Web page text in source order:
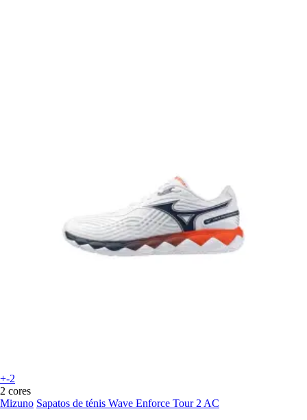
+-2
2 cores
Mizuno Sapatos de ténis Wave Enforce Tour 2 AC